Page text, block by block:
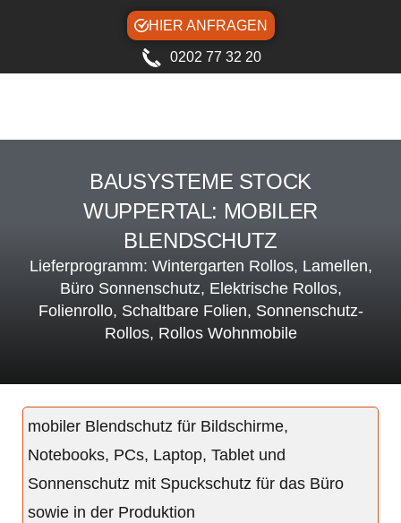
HIER ANFRAGEN
0202 77 32 20
BAUSYSTEME STOCK
WUPPERTAL: MOBILER
BLENDSCHUTZ
Lieferprogramm: Wintergarten Rollos, Lamellen,
Büro Sonnenschutz, Elektrische Rollos,
Folienrollo, Schaltbare Folien, Sonnenschutz-
Rollos, Rollos Wohnmobile
mobiler Blendschutz für Bildschirme,
Notebooks, PCs, Laptop, Tablet und
Sonnenschutz mit Spuckschutz für das Büro
sowie in der Produktion